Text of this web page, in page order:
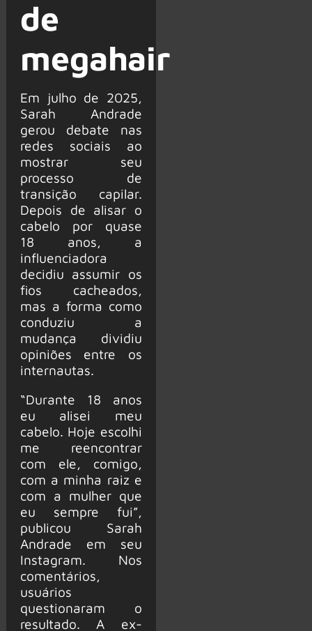
de
megahair
Em julho de 2025,
Sarah Andrade
gerou debate nas
redes sociais ao
mostrar seu
processo de
transição capilar.
Depois de alisar o
cabelo por quase
18 anos, a
influenciadora
decidiu assumir os
fios cacheados,
mas a forma como
conduziu a
mudança dividiu
opiniões entre os
internautas.
“Durante 18 anos
eu alisei meu
cabelo. Hoje escolhi
me reencontrar
com ele, comigo,
com a minha raiz e
com a mulher que
eu sempre fui”,
publicou Sarah
Andrade em seu
Instagram. Nos
comentários,
usuários
questionaram o
resultado. A ex-